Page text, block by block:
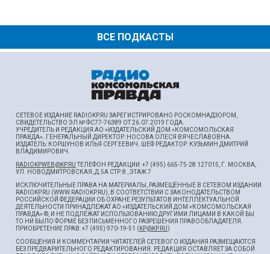
ВСЕ ПОДКАСТЫ
СЕТЕВОЕ ИЗДАНИЕ RADIOKP.RU ЗАРЕГИСТРИРОВАНО РОСКОМНАДЗОРОМ,
СВИДЕТЕЛЬСТВО ЭЛ № ФС77-76389 ОТ 26.07.2019 ГОДА.
УЧРЕДИТЕЛЬ И РЕДАКЦИЯ АО «ИЗДАТЕЛЬСКИЙ ДОМ «КОМСОМОЛЬСКАЯ
ПРАВДА». ГЕНЕРАЛЬНЫЙ ДИРЕКТОР: НОСОВА ОЛЕСЯ ВЯЧЕСЛАВОВНА.
ИЗДАТЕЛЬ: КОРШУНОВ ИЛЬЯ СЕРГЕЕВИЧ. ШEФ РЕДАКТОР: КУЗЬМИН ДМИТРИЙ
ВЛАДИМИРОВИЧ.
RADIOKPWEB@KP.RUТЕЛЕФОН РЕДАКЦИИ: +7 (495) 665-75-28 127015, Г. МОСКВА,
УЛ. НОВОДМИТРОВСКАЯ, Д.5А СТР.8 , ЭТАЖ 7
ИСКЛЮЧИТЕЛЬНЫЕ ПРАВА НА МАТЕРИАЛЫ, РАЗМЕЩЁННЫЕ В СЕТЕВОМ ИЗДАНИИ
RADIOKP.RU (WWW.RADIOKP.RU), В СООТВЕТСТВИИ С ЗАКОНОДАТЕЛЬСТВОМ
РОССИЙСКОЙ ФЕДЕРАЦИИ ОБ ОХРАНЕ РЕЗУЛЬТАТОВ ИНТЕЛЛЕКТУАЛЬНОЙ
ДЕЯТЕЛЬНОСТИ ПРИНАДЛЕЖАТ АО «ИЗДАТЕЛЬСКИЙ ДОМ «КОМСОМОЛЬСКАЯ
ПРАВДА» ©, И НЕ ПОДЛЕЖАТ ИСПОЛЬЗОВАНИЮ ДРУГИМИ ЛИЦАМИ В КАКОЙ БЫ
ТО НИ БЫЛО ФОРМЕ БЕЗ ПИСЬМЕННОГО РАЗРЕШЕНИЯ ПРАВООБЛАДАТЕЛЯ.
ПРИОБРЕТЕНИЕ ПРАВ: +7 (495) 970-19-51 ( KP@KP.RU)
СООБЩЕНИЯ И КОММЕНТАРИИ ЧИТАТЕЛЕЙ СЕТЕВОГО ИЗДАНИЯ РАЗМЕЩАЮТСЯ
БЕЗ ПРЕДВАРИТЕЛЬНОГО РЕДАКТИРОВАНИЯ. РЕДАКЦИЯ ОСТАВЛЯЕТ ЗА СОБОЙ